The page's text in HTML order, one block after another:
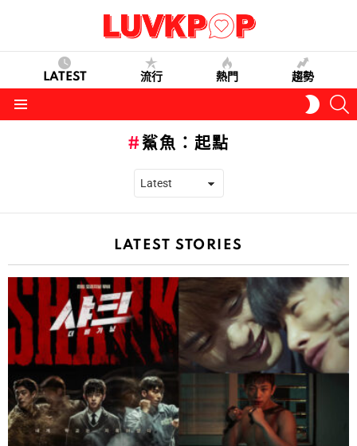
LATEST 流行 熱門 趨勢
SKIN
鯊魚：起點
LATEST STORIES